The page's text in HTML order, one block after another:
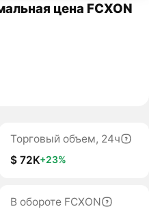
цена FCXON
Торговый объем, 24ч
$ 72K+23%
В обороте FCXON